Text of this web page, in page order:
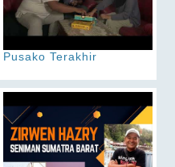
Pusako Terakhir